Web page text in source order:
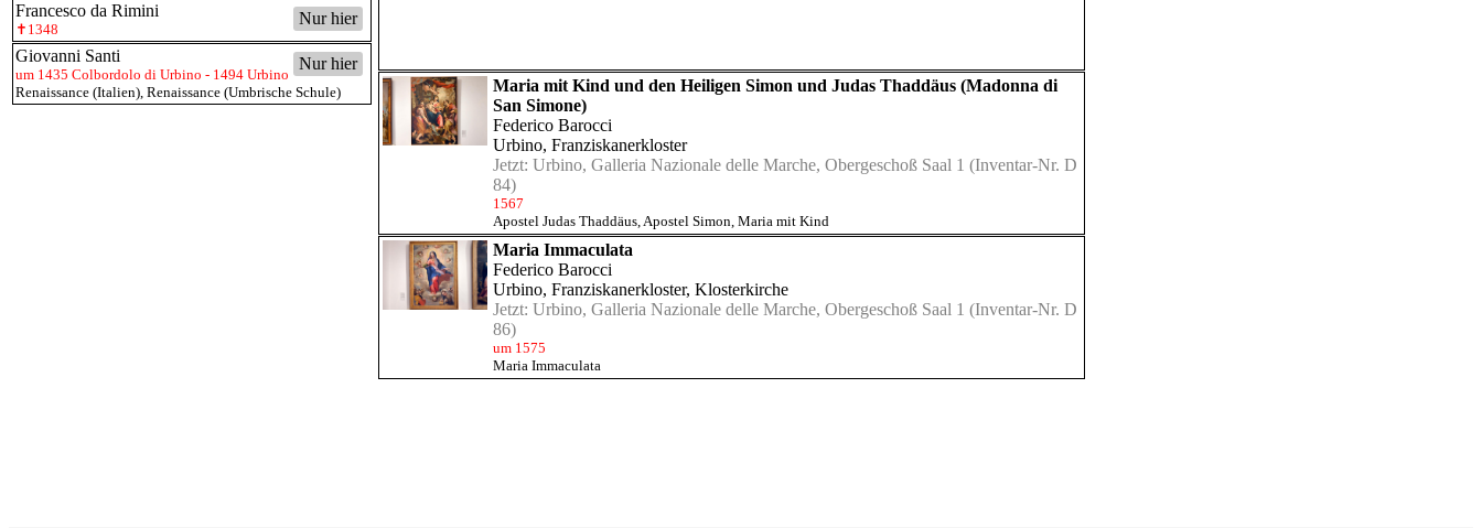
Nur hier
Francesco da Rimini
✝1348
Nur hier
Giovanni Santi
um 1435 Colbordolo di Urbino - 1494 Urbino
Renaissance (Italien), Renaissance (Umbrische Schule)
Maria mit Kind und den Heiligen Simon und Judas Thaddäus (Madonna di
San Simone)
Federico Barocci
Urbino, Franziskanerkloster
Jetzt: Urbino, Galleria Nazionale delle Marche, Obergeschoß Saal 1 (Inventar-Nr. D
84)
1567
Apostel Judas Thaddäus,Apostel Simon, Maria mit Kind
Maria Immaculata
Federico Barocci
Urbino, Franziskanerkloster, Klosterkirche
Jetzt: Urbino, Galleria Nazionale delle Marche, Obergeschoß Saal 1 (Inventar-Nr. D
86)
um 1575
Maria Immaculata